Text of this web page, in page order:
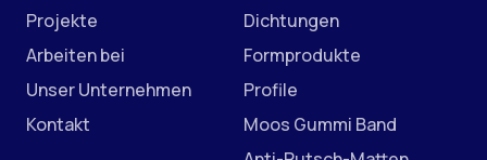
Projekte
Arbeiten bei
Unser Unternehmen
Kontakt
Dichtungen
Formprodukte
Profile
Moos Gummi Band